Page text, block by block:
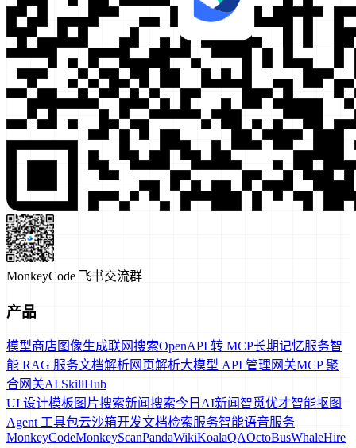
MonkeyCode 飞书交流群
产品
模型商店图像生成联网搜索OpenAPI 转 MCP长期记忆服务智
能 RAG 服务文档解析网页解析大模型 API 管理网关MCP 聚
合网关AI SkillHub
UI 设计模板 图片搜索新闻搜索今日AI新闻智觅优才智能抠图
Agent 工具包云沙箱开发文档检索服务智能语音服务
MonkeyCodeMonkeyScanPandaWikiKoalaQAOctoBusWhaleHire